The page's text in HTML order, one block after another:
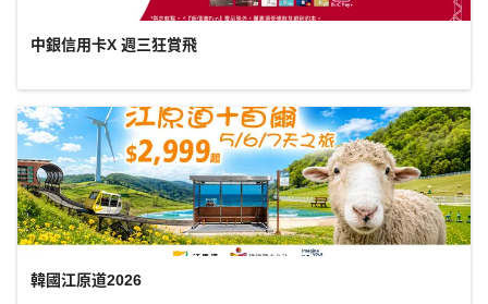
中銀信用卡X 週三狂賞飛
韓國江原道2026